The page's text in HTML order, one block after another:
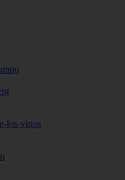
los-vinos